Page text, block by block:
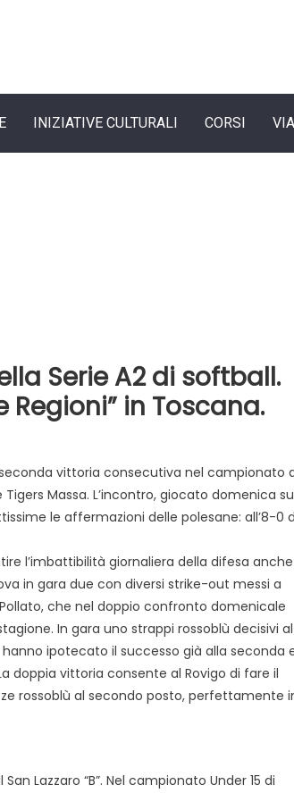
INIZIATIVE CULTURALI CORSI
Serie A2 di softball.
in Toscana.
vittoria consecutiva nel campionato
Massa. L’incontro, giocato domenica
le affermazioni delle polesane: all’8-0
l’imbattibilità giornaliera della difesa anche
in gara due con diversi strike-out messi a
che nel doppio confronto domenicale
In gara uno strappi rossoblù decisivi al
ipotecato il successo già alla seconda
doppia vittoria consente al Rovigo di fare il
rossoblù al secondo posto, perfettamente
Lazzaro “B”. Nel campionato Under 15 di